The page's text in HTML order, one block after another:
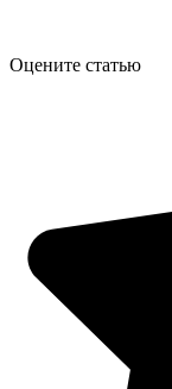
Оцените статью